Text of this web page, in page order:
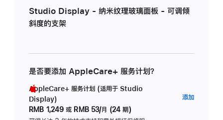
Studio Display - 纳米纹理玻璃面板 - 可调倾
斜度的支架
是否要添加 AppleCare+ 服务计划？
AppleCare+ 服务计划 (适用于 Studio
Display)
RMB 1,249 或 RMB 53/月 (24 期)
添加